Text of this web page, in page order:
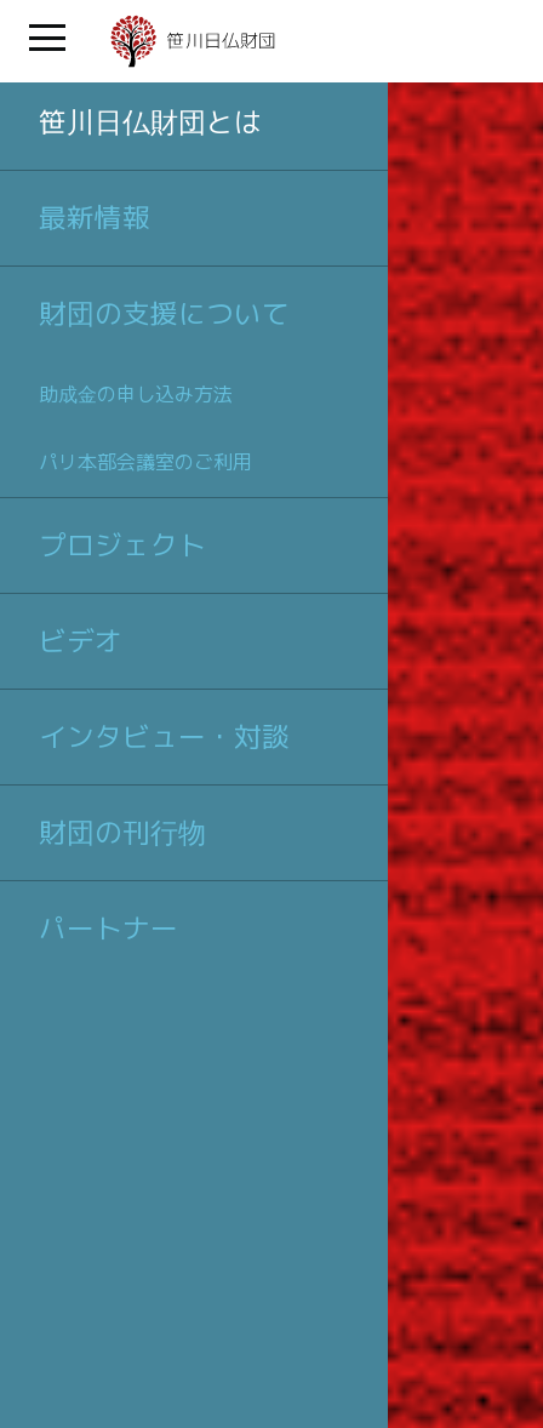
笹川日仏財団とは
最新情報
財団の支援について
助成金の申し込み方法
パリ本部会議室のご利用
プロジェクト
ビデオ
インタビュー・対談
財団の刊行物
パートナー